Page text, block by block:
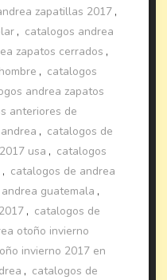
zapatillas 2017 ,
, catalogos andrea
zapatos cerrados ,
, catalogos
andrea zapatos
anteriores de
, catalogos de
usa , catalogos
, catalogos de andrea
guatemala ,
, catalogos de
otoño invierno
invierno 2017 en
, catalogos de